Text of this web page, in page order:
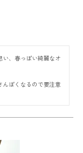
、春っぽい綺麗なオ
んぽくなるので要注意